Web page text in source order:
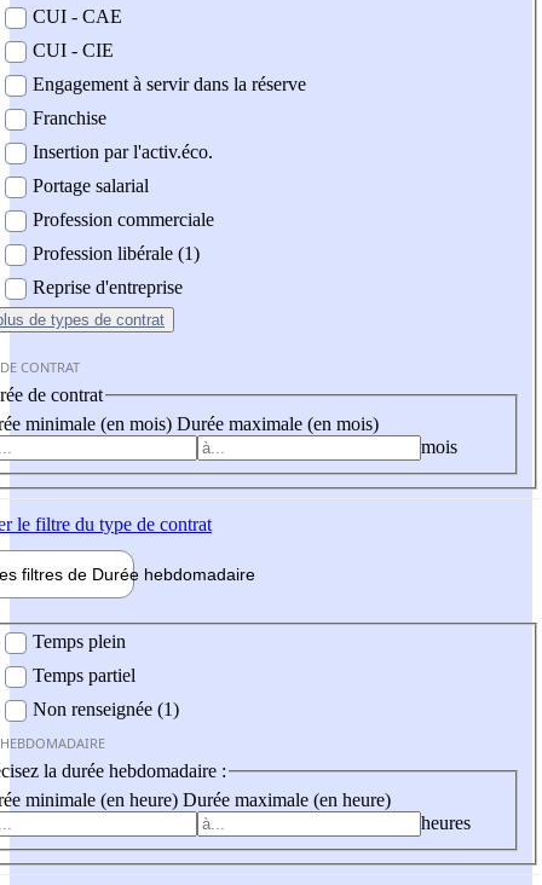
CUI - CAE
CUI - CIE
Engagement à servir dans la réserve
Franchise
Insertion par l'activ.éco.
Portage salarial
Profession commerciale
Profession libérale (1)
Reprise d'entreprise
de types de contrat
CONTRAT
de contrat
minimale (en mois) Durée maximale (en mois)
mois
le filtre du type de contrat
filtres de Durée hebdomadaire
Temps plein
Temps partiel
Non renseignée (1)
la durée hebdomadaire :
minimale (en heure) Durée maximale (en heure)
heures